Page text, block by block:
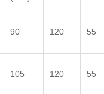
90 120 55
105 120 55